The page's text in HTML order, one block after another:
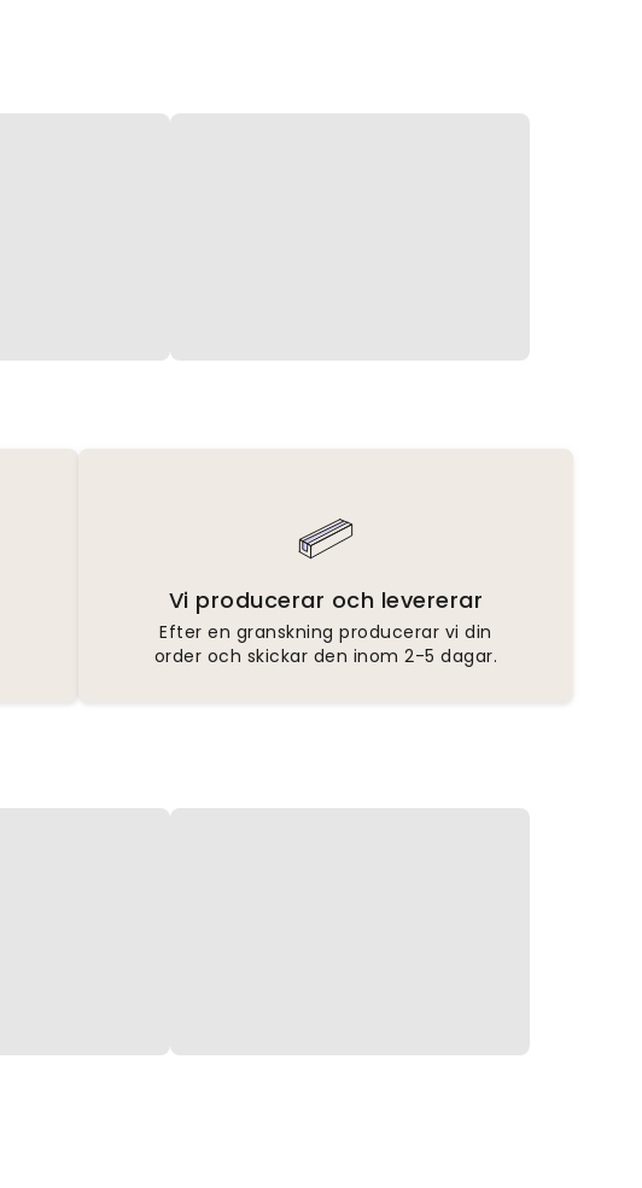
Vi producerar och levererar
Efter en granskning producerar vi din
order och skickar den inom 2-5 dagar.